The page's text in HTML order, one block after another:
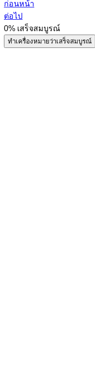
ก่อนหน้า
ต่อไป
0% เสร็จสมบูรณ์
ทำเครื่องหมายว่าเสร็จสมบูรณ์